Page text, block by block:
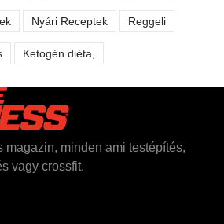
Nyári Receptek Reggeli
Ketogén diéta,
magazin, minden ami testépítés,
vagy crossfit.